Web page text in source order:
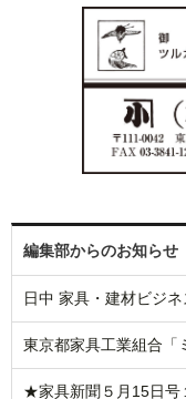
編集部からのお知らせ
日中 家具・建材ビジ
東京都家具工業組合「
★家具新聞５月15日